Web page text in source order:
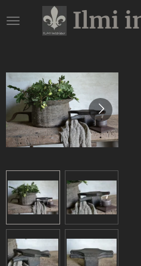
direct
hoofdinhoud
Ilmi